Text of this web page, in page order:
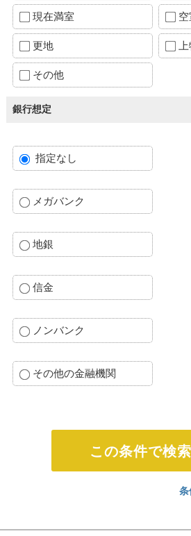
現在満室 空
更地
その他
銀行想定
指定なし
メガバンク
地銀
信金
ノンバンク
その他の金融機関
条